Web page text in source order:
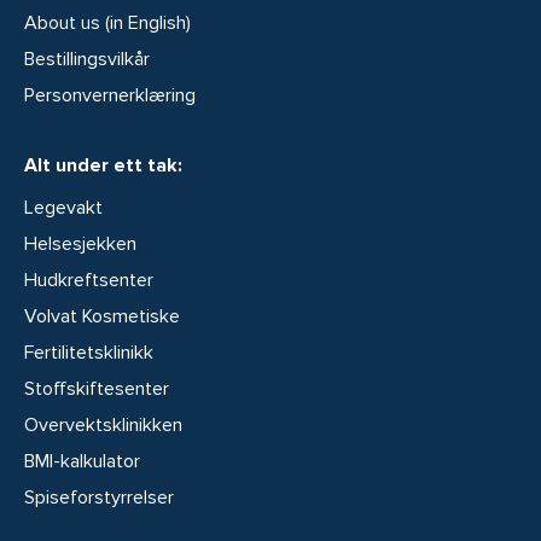
About us (in English)
Bestillingsvilkår
Personvernerklæring
Alt under ett tak:
Legevakt
Helsesjekken
Hudkreftsenter
Volvat Kosmetiske
Fertilitetsklinikk
Stoffskiftesenter
Overvektsklinikken
BMI-kalkulator
Spiseforstyrrelser